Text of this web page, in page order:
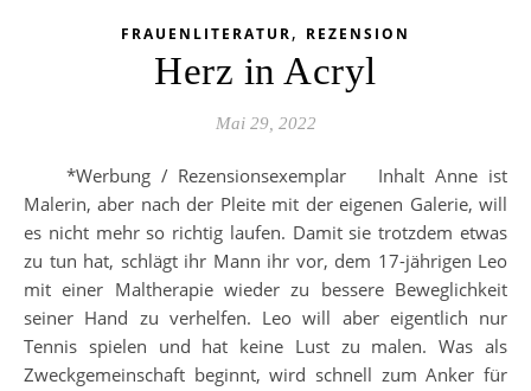
FRAUENLITERATUR, REZENSION
Herz in Acryl
Mai 29, 2022
*Werbung / Rezensionsexemplar Inhalt Anne ist
Malerin, aber nach der Pleite mit der eigenen Galerie, will
es nicht mehr so richtig laufen. Damit sie trotzdem etwas
zu tun hat, schlägt ihr Mann ihr vor, dem 17-jährigen Leo
mit einer Maltherapie wieder zu bessere Beweglichkeit
seiner Hand zu verhelfen. Leo will aber eigentlich nur
Tennis spielen und hat keine Lust zu malen. Was als
Zweckgemeinschaft beginnt, wird schnell zum Anker für